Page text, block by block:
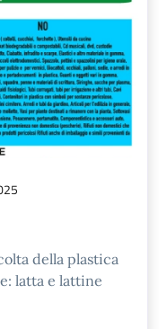
della plastica
latta e lattine